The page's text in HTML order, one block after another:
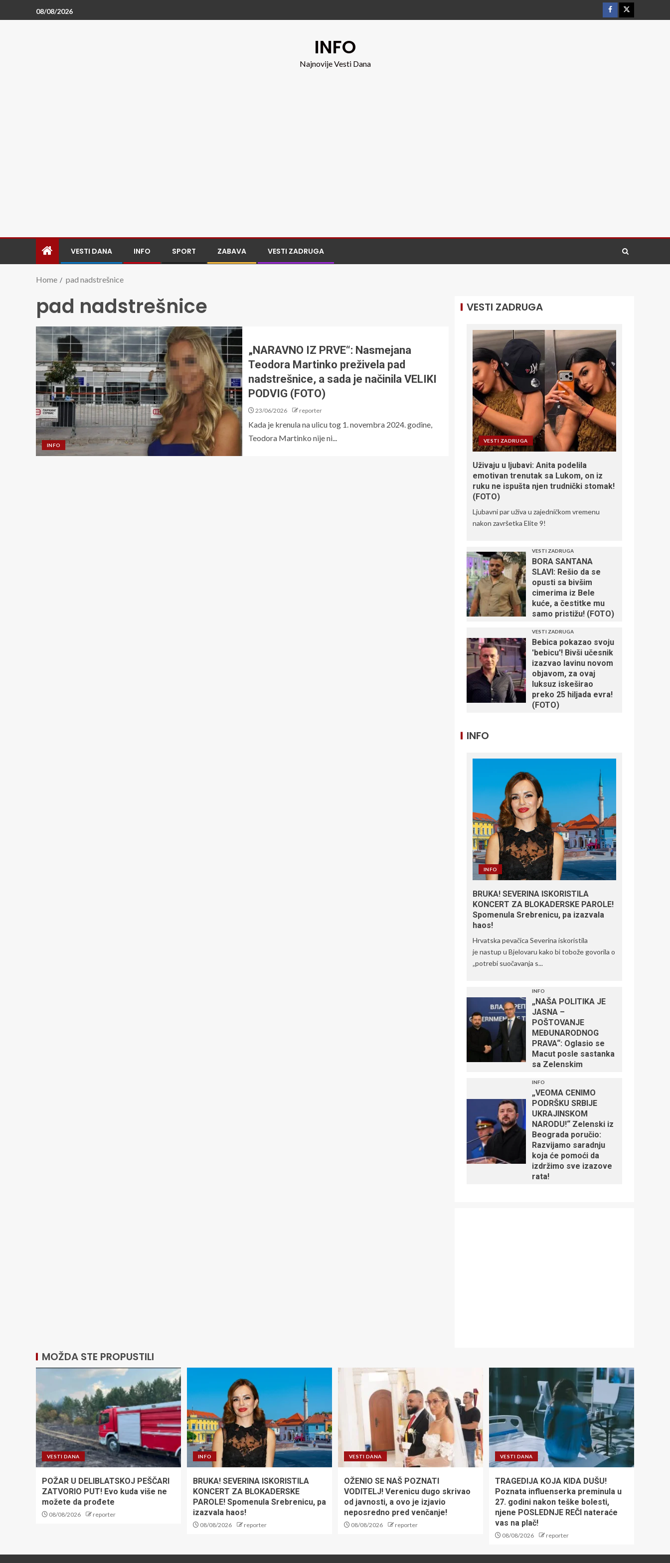
08/08/2026
INFO
Najnovije Vesti Dana
VESTI DANA INFO SPORT ZABAVA VESTI ZADRUGA
Home pad nadstrešnice
pad nadstrešnice
INFO
„NARAVNO IZ PRVE“: Nasmejana
Teodora Martinko preživela pad
nadstrešnice, a sada je načinila VELIKI
PODVIG (FOTO)
23/06/2026 reporter
Kada je krenula na ulicu tog 1. novembra 2024. godine,
Teodora Martinko nije ni...
VESTI ZADRUGA
VESTI ZADRUGA
Uživaju u ljubavi: Anita podelila
emotivan trenutak sa Lukom, on iz
ruku ne ispušta njen trudnički stomak!
(FOTO)
Ljubavni par uživa u zajedničkom vremenu
nakon završetka Elite 9!
VESTI ZADRUGA
BORA SANTANA
SLAVI: Rešio da se
opusti sa bivšim
cimerima iz Bele
kuće, a čestitke mu
samo pristižu! (FOTO)
VESTI ZADRUGA
Bebica pokazao svoju
'bebicu'! Bivši učesnik
izazvao lavinu novom
objavom, za ovaj
luksuz iskeširao
preko 25 hiljada evra!
(FOTO)
INFO
INFO
BRUKA! SEVERINA ISKORISTILA
KONCERT ZA BLOKADERSKE PAROLE!
Spomenula Srebrenicu, pa izazvala
haos!
Hrvatska pevačica Severina iskoristila
je nastup u Bjelovaru kako bi tobože govorila o
„potrebi suočavanja s...
INFO
„NAŠA POLITIKA JE
JASNA –
POŠTOVANJE
MEĐUNARODNOG
PRAVA“: Oglasio se
Macut posle sastanka
sa Zelenskim
INFO
„VEOMA CENIMO
PODRŠKU SRBIJE
UKRAJINSKOM
NARODU!“ Zelenski iz
Beograda poručio:
Razvijamo saradnju
koja će pomoći da
izdržimo sve izazove
rata!
MOŽDA STE PROPUSTILI
VESTI DANA
POŽAR U DELIBLATSKOJ PEŠČARI
ZATVORIO PUT! Evo kuda više ne
možete da prođete
08/08/2026 reporter
INFO
BRUKA! SEVERINA ISKORISTILA
KONCERT ZA BLOKADERSKE
PAROLE! Spomenula Srebrenicu, pa
izazvala haos!
08/08/2026 reporter
VESTI DANA
OŽENIO SE NAŠ POZNATI
VODITELJ! Verenicu dugo skrivao
od javnosti, a ovo je izjavio
neposredno pred venčanje!
08/08/2026 reporter
VESTI DANA
TRAGEDIJA KOJA KIDA DUŠU!
Poznata influenserka preminula u
27. godini nakon teške bolesti,
njene POSLEDNJE REČI nateraće
vas na plač!
08/08/2026 reporter